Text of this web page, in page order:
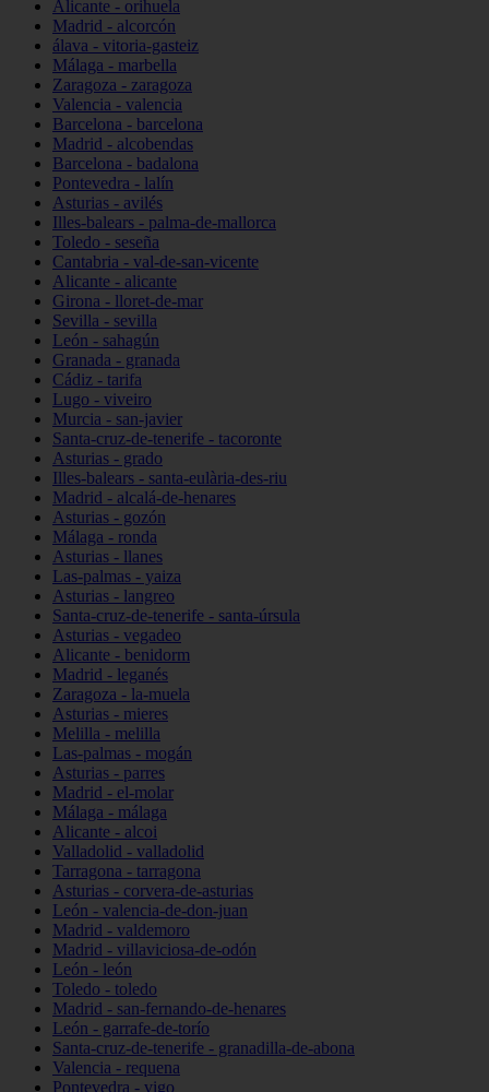
Alicante - orihuela
Madrid - alcorcón
álava - vitoria-gasteiz
Málaga - marbella
Zaragoza - zaragoza
Valencia - valencia
Barcelona - barcelona
Madrid - alcobendas
Barcelona - badalona
Pontevedra - lalín
Asturias - avilés
Illes-balears - palma-de-mallorca
Toledo - seseña
Cantabria - val-de-san-vicente
Alicante - alicante
Girona - lloret-de-mar
Sevilla - sevilla
León - sahagún
Granada - granada
Cádiz - tarifa
Lugo - viveiro
Murcia - san-javier
Santa-cruz-de-tenerife - tacoronte
Asturias - grado
Illes-balears - santa-eulària-des-riu
Madrid - alcalá-de-henares
Asturias - gozón
Málaga - ronda
Asturias - llanes
Las-palmas - yaiza
Asturias - langreo
Santa-cruz-de-tenerife - santa-úrsula
Asturias - vegadeo
Alicante - benidorm
Madrid - leganés
Zaragoza - la-muela
Asturias - mieres
Melilla - melilla
Las-palmas - mogán
Asturias - parres
Madrid - el-molar
Málaga - málaga
Alicante - alcoi
Valladolid - valladolid
Tarragona - tarragona
Asturias - corvera-de-asturias
León - valencia-de-don-juan
Madrid - valdemoro
Madrid - villaviciosa-de-odón
León - león
Toledo - toledo
Madrid - san-fernando-de-henares
León - garrafe-de-torío
Santa-cruz-de-tenerife - granadilla-de-abona
Valencia - requena
Pontevedra - vigo